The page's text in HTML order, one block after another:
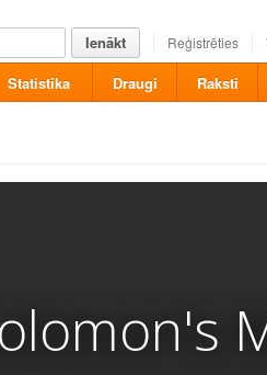
Ienākt Reģistrēties
Statistika Draugi Raksti